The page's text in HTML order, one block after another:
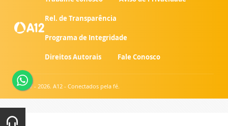
Rel. de Transparência
Programa de Integridade
Direitos Autorais Fale Conosco
© 2007 - 2026. A12 - Conectados pela fé.